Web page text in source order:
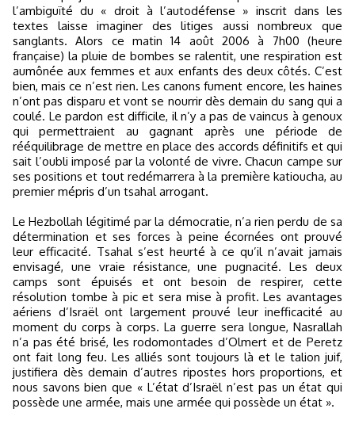
l’ambiguïté du « droit à l’autodéfense » inscrit dans les
textes laisse imaginer des litiges aussi nombreux que
sanglants. Alors ce matin 14 août 2006 à 7h00 (heure
française) la pluie de bombes se ralentit, une respiration est
aumônée aux femmes et aux enfants des deux côtés. C’est
bien, mais ce n’est rien. Les canons fument encore, les haines
n’ont pas disparu et vont se nourrir dès demain du sang qui a
coulé. Le pardon est difficile, il n’y a pas de vaincus à genoux
qui permettraient au gagnant après une période de
rééquilibrage de mettre en place des accords définitifs et qui
sait l’oubli imposé par la volonté de vivre. Chacun campe sur
ses positions et tout redémarrera à la première katioucha, au
premier mépris d’un tsahal arrogant.
Le Hezbollah légitimé par la démocratie, n’a rien perdu de sa
détermination et ses forces à peine écornées ont prouvé
leur efficacité. Tsahal s’est heurté à ce qu’il n’avait jamais
envisagé, une vraie résistance, une pugnacité. Les deux
camps sont épuisés et ont besoin de respirer, cette
résolution tombe à pic et sera mise à profit. Les avantages
aériens d’Israël ont largement prouvé leur inefficacité au
moment du corps à corps. La guerre sera longue, Nasrallah
n’a pas été brisé, les rodomontades d’Olmert et de Peretz
ont fait long feu. Les alliés sont toujours là et le talion juif,
justifiera dès demain d’autres ripostes hors proportions, et
nous savons bien que « L’état d’Israël n’est pas un état qui
possède une armée, mais une armée qui possède un état ».